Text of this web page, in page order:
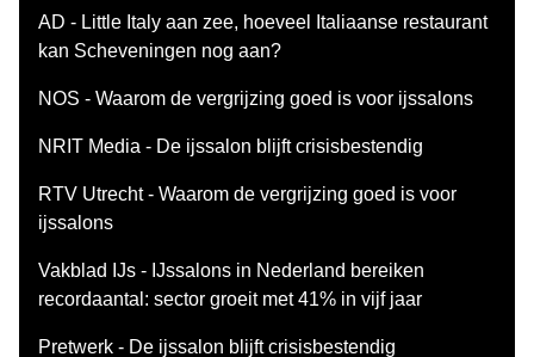
AD - Little Italy aan zee, hoeveel Italiaanse restaurant
kan Scheveningen nog aan?
NOS - Waarom de vergrijzing goed is voor ijssalons
NRIT Media - De ijssalon blijft crisisbestendig
RTV Utrecht - Waarom de vergrijzing goed is voor
ijssalons
Vakblad IJs - IJssalons in Nederland bereiken
recordaantal: sector groeit met 41% in vijf jaar
Pretwerk - De ijssalon blijft crisisbestendig